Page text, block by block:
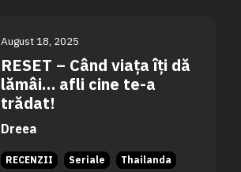
August 18, 2025
RESET – Când viața îți dă
lămâi… afli cine te-a
trădat!
Dreea
RECENZII Seriale
Thailanda